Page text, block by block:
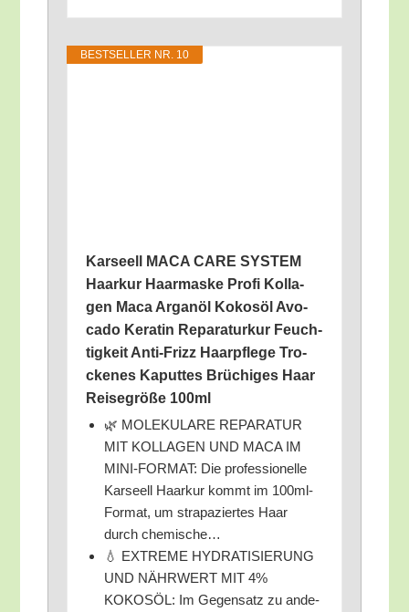
BEST­SEL­LER NR. 10
Kar­seell MACA CARE SYSTEM
Haar­kur Haar­mas­ke Pro­fi Kol­la­
gen Maca Argan­öl Kokos­öl Avo­
ca­do Kera­tin Repa­ra­tur­kur Feuch­
tig­keit Anti-Frizz Haar­pfle­ge Tro­
cke­nes Kaput­tes Brü­chi­ges Haar
Rei­se­grö­ße 100ml
🌿 MOLEKULARE REPARATUR
MIT KOLLAGEN UND MACA IM
MINI-FORMAT: Die pro­fes­sio­nel­le
Kar­seell Haar­kur kommt im 100ml-
For­mat, um stra­pa­zier­tes Haar
durch chemische…
💧 EXTREME HYDRATISIERUNG
UND NÄHRWERT MIT 4%
KOKOSÖL: Im Gegen­satz zu ande­